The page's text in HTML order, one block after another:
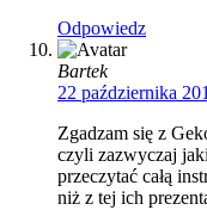
Odpowiedz
Bartek
22 października
Zgadzam się z
czyli zazwyczaj
przeczytać całą
niż z tej ich